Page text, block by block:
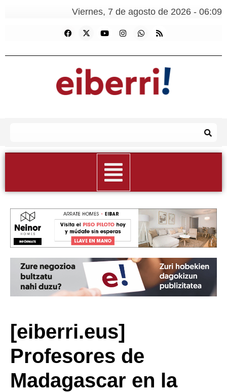
Viernes, 7 de agosto de 2026 - 06:09
[eiberri.eus]
Profesores de
Madagascar en la